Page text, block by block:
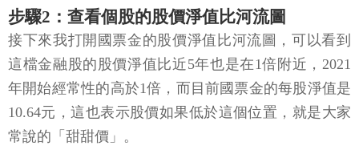
步驟2：查看個股的股價淨值比河流圖
接下來我打開國票金的股價淨值比河流圖，可以看到
這檔金融股的股價淨值比近5年也是在1倍附近，2021
年開始經常性的高於1倍，而目前國票金的每股淨值是
10.64元，這也表示股價如果低於這個位置，就是大家
常說的「甜甜價」。